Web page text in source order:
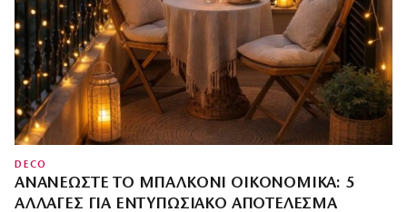
DECO
ΑΝΑΝΕΏΣΤΕ ΤΟ ΜΠΑΛΚΌΝΙ ΟΙΚΟΝΟΜΙΚΆ: 5
ΑΛΛΑΓΈΣ ΓΙΑ ΕΝΤΥΠΩΣΙΑΚΌ ΑΠΟΤΈΛΕΣΜΑ